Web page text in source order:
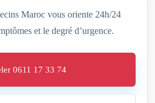
Maroc vous oriente 24h/24
et le degré d’urgence.
0611 17 33 74